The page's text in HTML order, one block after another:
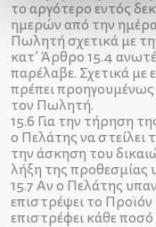
το αργότερο εντός
ημερών από την
Πωλητή σχετικά με
κατ’ Άρθρο 15.4
παρέλαβε. Σχετικά
πρέπει προηγουμένως
τον Πωλητή.
15.6 Για την τήρηση
ο Πελάτης να στείλει
την άσκηση του
λήξη της προθεσμίας
15.7 Αν ο Πελάτης
επιστρέψει το
επιστρέφει κάθε ποσό